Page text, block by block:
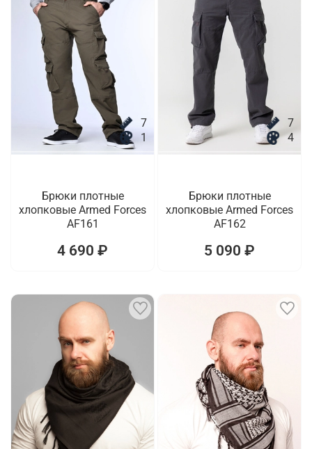
7
1
Брюки плотные
хлопковые Armed Forces
AF161
4 690 ₽
7
4
Брюки плотные
хлопковые Armed Forces
AF162
5 090 ₽